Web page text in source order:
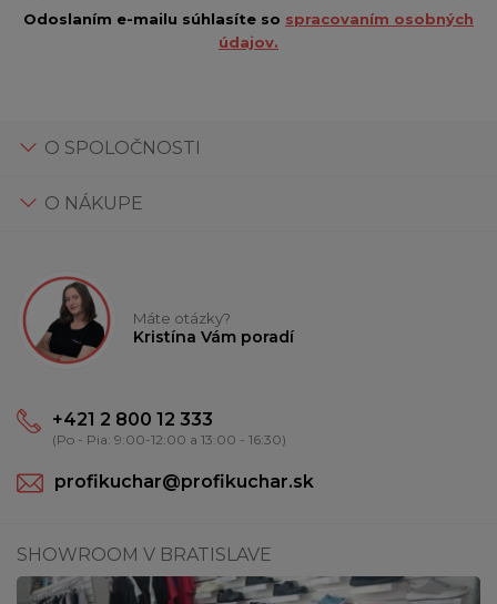
Odoslaním e-mailu súhlasíte so spracovaním osobných
údajov.
O SPOLOČNOSTI
O NÁKUPE
Máte otázky?
Kristína Vám poradí
+421 2 800 12 333
(Po - Pia: 9:00-12:00 a 13:00 - 16:30)
profikuchar@profikuchar.sk
SHOWROOM V BRATISLAVE